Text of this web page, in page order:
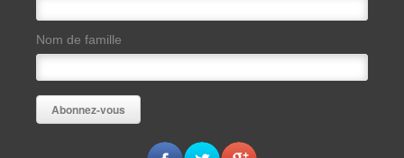
Nom de famille